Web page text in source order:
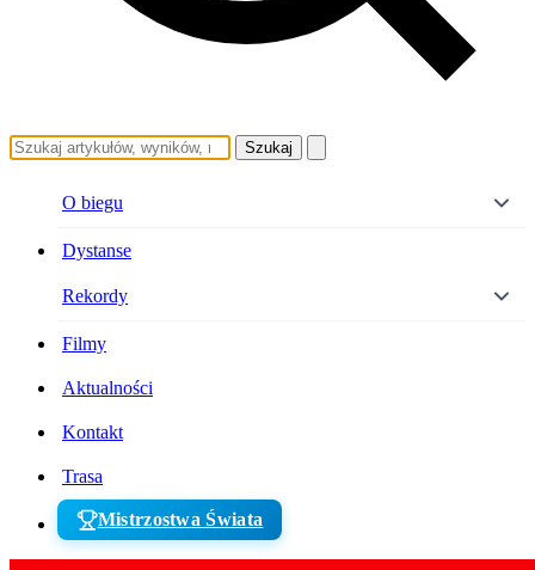
Szukaj
O biegu
Dystanse
Rekordy
Filmy
Aktualności
Kontakt
Trasa
Mistrzostwa Świata